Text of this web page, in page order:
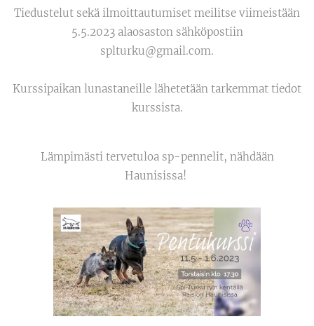
Tiedustelut sekä ilmoittautumiset meilitse viimeistään
5.5.2023 alaosaston sähköpostiin
splturku@gmail.com.
Kurssipaikan lunastaneille lähetetään tarkemmat tiedot
kurssista.
Lämpimästi tervetuloa sp-pennelit, nähdään
Haunisissa!